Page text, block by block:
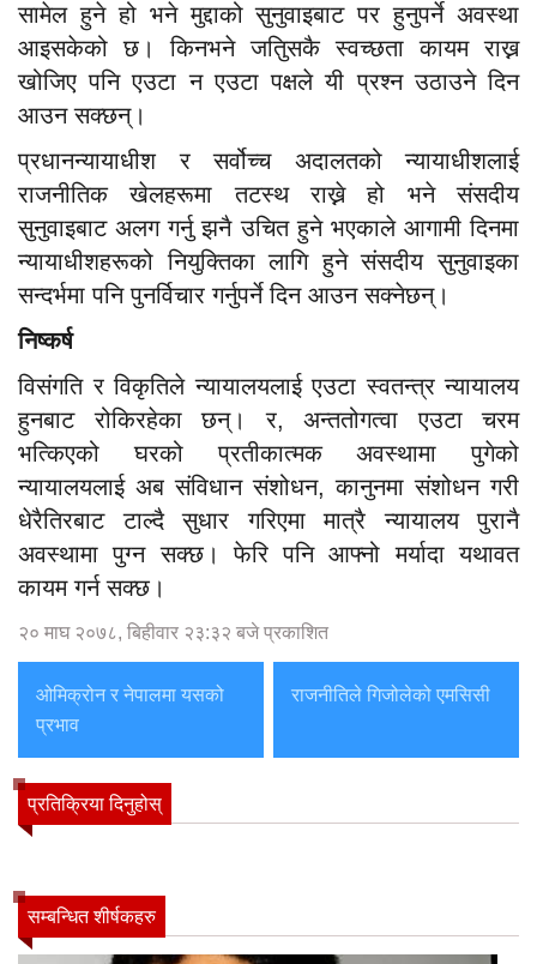
सामेल हुने हो भने मुद्दाको सुनुवाइबाट पर हुनुपर्ने अवस्था
आइसकेको छ। किनभने जतिुसकै स्वच्छता कायम राख्न
खोजिए पनि एउटा न एउटा पक्षले यी प्रश्न उठाउने दिन
आउन सक्छन्।
प्रधानन्यायाधीश र सर्वोच्च अदालतको न्यायाधीशलाई
राजनीतिक खेलहरूमा तटस्थ राख्ने हो भने संसदीय
सुनुवाइबाट अलग गर्नु झनै उचित हुने भएकाले आगामी दिनमा
न्यायाधीशहरूको नियुक्तिका लागि हुने संसदीय सुनुवाइका
सन्दर्भमा पनि पुनर्विचार गर्नुपर्ने दिन आउन सक्नेछन्।
निष्कर्ष
विसंगति र विकृतिले न्यायालयलाई एउटा स्वतन्त्र न्यायालय
हुनबाट रोकिरहेका छन्। र, अन्ततोगत्वा एउटा चरम
भत्किएको घरको प्रतीकात्मक अवस्थामा पुगेको
न्यायालयलाई अब संविधान संशोधन, कानुनमा संशोधन गरी
धेरैतिरबाट टाल्दै सुधार गरिएमा मात्रै न्यायालय पुरानै
अवस्थामा पुग्न सक्छ। फेरि पनि आफ्नो मर्यादा यथावत
कायम गर्न सक्छ।
२० माघ २०७८, बिहीवार २३:३२ बजे प्रकाशित
ओमिक्रोन र नेपालमा यसको
प्रभाव
राजनीतिले गिजोलेको एमसिसी
प्रतिक्रिया दिनुहोस्
सम्बन्धित शीर्षकहरु